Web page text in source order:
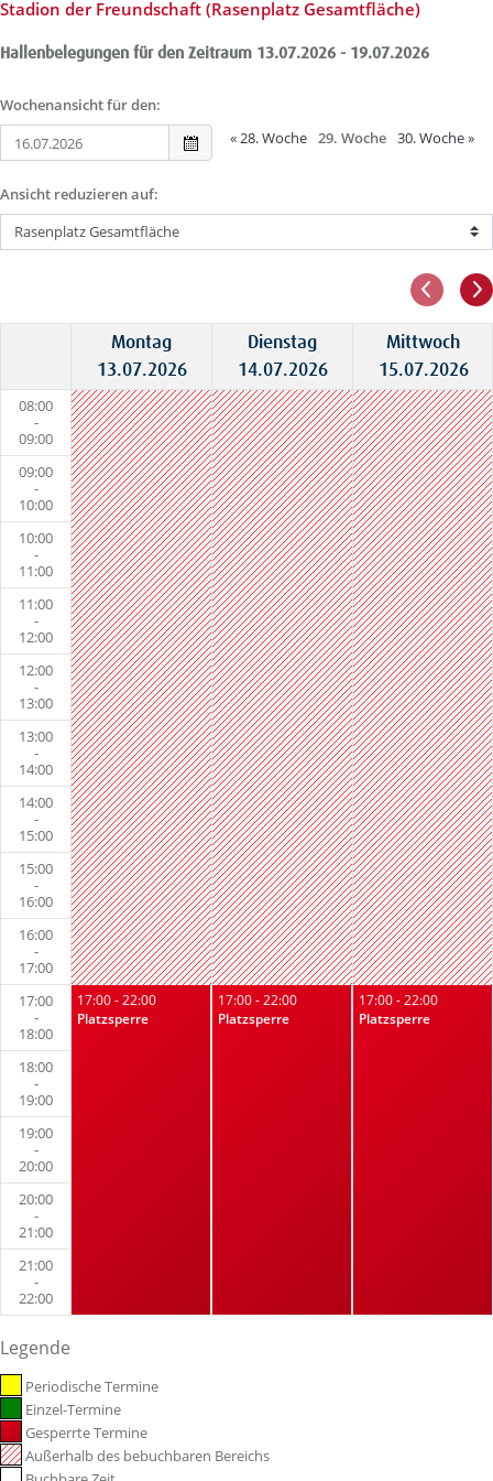
Stadion der Freundschaft (Rasenplatz Gesamtfläche)
Hallenbelegungen für den Zeitraum 13.07.2026 - 19.07.2026
Wochenansicht für den:
«28. Woche 29. Woche 30. Woche»
Ansicht reduzieren auf:
08:00
-
09:00
09:00
-
10:00
10:00
-
11:00
11:00
-
12:00
12:00
-
13:00
13:00
-
14:00
14:00
-
15:00
15:00
-
16:00
16:00
-
17:00
17:00
-
18:00
18:00
-
19:00
19:00
-
20:00
20:00
-
21:00
21:00
-
22:00
Montag
13.07.2026
17:00 - 22:00
Platzsperre
Dienstag
14.07.2026
17:00 - 22:00
Platzsperre
Mittwoch
15.07.2026
17:00 - 22:00
Platzsperre
Legende
Periodische Termine
Einzel-Termine
Gesperrte Termine
Außerhalb des bebuchbaren Bereichs